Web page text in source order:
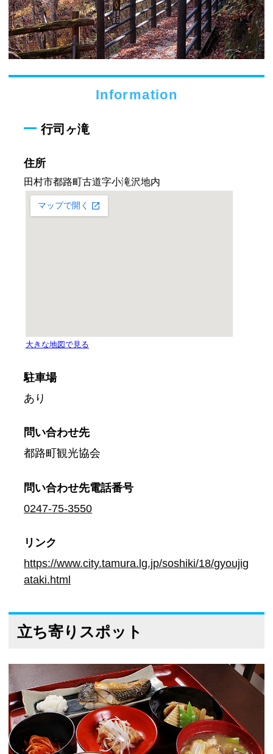
Information
行司ヶ滝
住所
駐車場
あり
問い合わせ先
都路町観光協会
問い合わせ先電話番号
0247-75-3550
リンク
https://www.city.tamura.lg.jp/soshiki/18/gyoujig
ataki.html
立ち寄りスポット